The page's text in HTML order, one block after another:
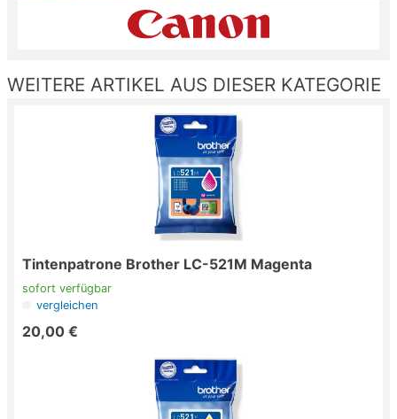
WEITERE ARTIKEL AUS DIESER KATEGORIE
Tintenpatrone Brother LC-521M Magenta
sofort verfügbar
vergleichen
20,00 €